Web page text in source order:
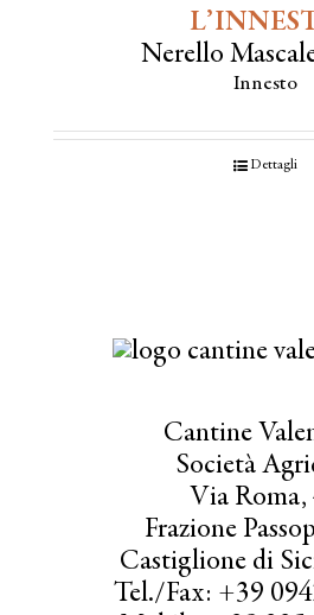
Nerello
Innesto
Dettagli
Cantine
Società
Via Roma,
Frazione
Castiglione di
Tel./Fax: +39